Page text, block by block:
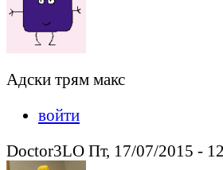
Адски трям макс
войти
Doctor3LO Пт, 17/07/2015 -